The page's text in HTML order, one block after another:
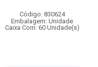
Código: 830624
Embalagem: Unidade
Caixa Com: 60 Unidade(s)